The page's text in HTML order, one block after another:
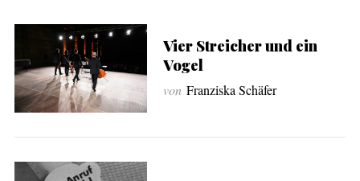
Vier Streicher und ein
Vogel
von Franziska Schäfer